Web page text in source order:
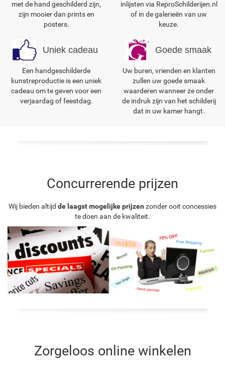
met de hand geschilderd zijn,
zijn mooier dan prints en
posters.
inlijsten via ReproSchilderijen.nl
of in de galerieën van uw
keuze.
Uniek cadeau
Een handgeschilderde
kunstreproductie is een uniek
cadeau om te geven voor een
verjaardag of feestdag.
Goede smaak
Uw buren, vrienden en klanten
zullen uw goede smaak
waarderen wanneer ze onder
de indruk zijn van het schilderij
dat in uw kamer hangt.
Concurrerende prijzen
Wij bieden altijd de laagst mogelijke prijzen zonder ooit concessies
te doen aan de kwaliteit.
Zorgeloos online winkelen